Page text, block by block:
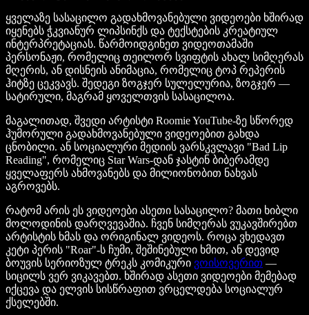
ყველაზე სასაცილო გადახმოვანებული ვიდეოები ხშირად
იყენებს ჭკვიანურ ლიპსინქს და ტექსტების კრეატიულ
ინტერპრეტაციას. წარმოიდგინეთ ვიდეოთამაში
პერსონაჟი, რომელიც თეილორ სვიფტის ახალ სიმღერას
მღერის, ან დისნეის ანიმაცია, რომელიც ტოპ რეპერის
ჰიტზე ცეკვავს. შედეგი ზოგჯერ სულელურია, ზოგჯერ —
სატირული, მაგრამ ყოველთვის სასაცილოა.
მაგალითად, შვედი არტისტი Roomie YouTube-ზე სწორედ
ჰუმორული გადახმოვანებული ვიდეოებით გახდა
ცნობილი. ან სოციალური მედიის ვარსკვლავი "Bad Lip
Reading", რომელიც Star Wars-დან ჯასტინ ბიბერამდე
ყველაფერს ახმოვანებს და მილიონობით ნახვას
აგროვებს.
რატომ არის ეს ვიდეოები ასეთი სასაცილო? მათი ხიბლი
მოლოდინის დარღვევაშია. ჩვენ სიმღერას ვუკავშირებთ
არტისტის ხმას და ორიგინალ ვიდეოს. როცა ვხედავთ
კეტი პერის "Roar"-ს ჩუმი, შეშინებული ხმით, ან დევიდ
ბოუვის სერიოზულ ტრეკს კომიკური ვოისოვერით —
სიცილს ვერ ვიკავებთ. ხშირად ასეთი ვიდეოები მემებად
იქცევა და ელვის სისწრაფით ვრცელდება სოციალურ
ქსელებში.